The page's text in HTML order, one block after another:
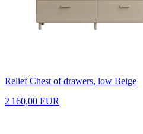
Relief Chest of drawers, low Beige
2 160,00 EUR